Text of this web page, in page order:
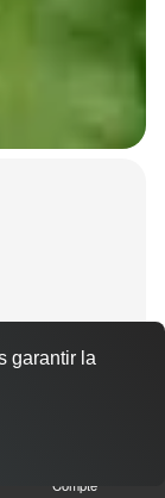
Compte
garantir la